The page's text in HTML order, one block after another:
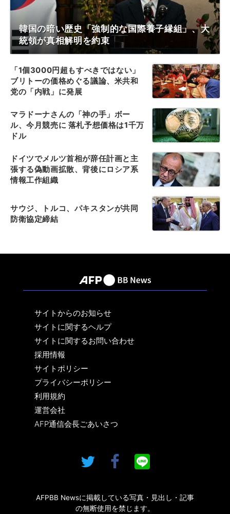
韓国の暗い歴史「強制的な国際養子縁組」、大
統領が真相解明を約束
「1個3000円超もすべきではない」
ブリトーの価格めぐる議論、米共和
党の「内戦」に発展
マラドーナさんの「神の手」ボー
ル、今月競売に 落札予想価格は1千万
ドル
ドイツでメルツ首相が辞任計画と主
張する偽動画拡散、背後にロシア系
情報工作組織
サウジ、トルコ、パキスタンが共同
防衛協定締結
サイトからのお知らせ
サイトに関するヘルプ
サイトに関するお問い合わせ
採用情報
サイトポリシー
プライバシーポリシー
利用規約
運営会社
AFP通信会長ごあいさつ
AFPBB Newsに掲載している写真・見出し・記事
の無断使用を禁じます。